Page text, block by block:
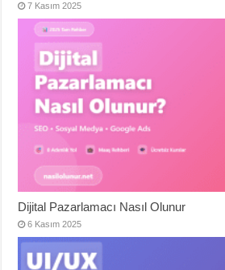
7 Kasım 2025
Dijital Pazarlamacı Nasıl Olunur
6 Kasım 2025